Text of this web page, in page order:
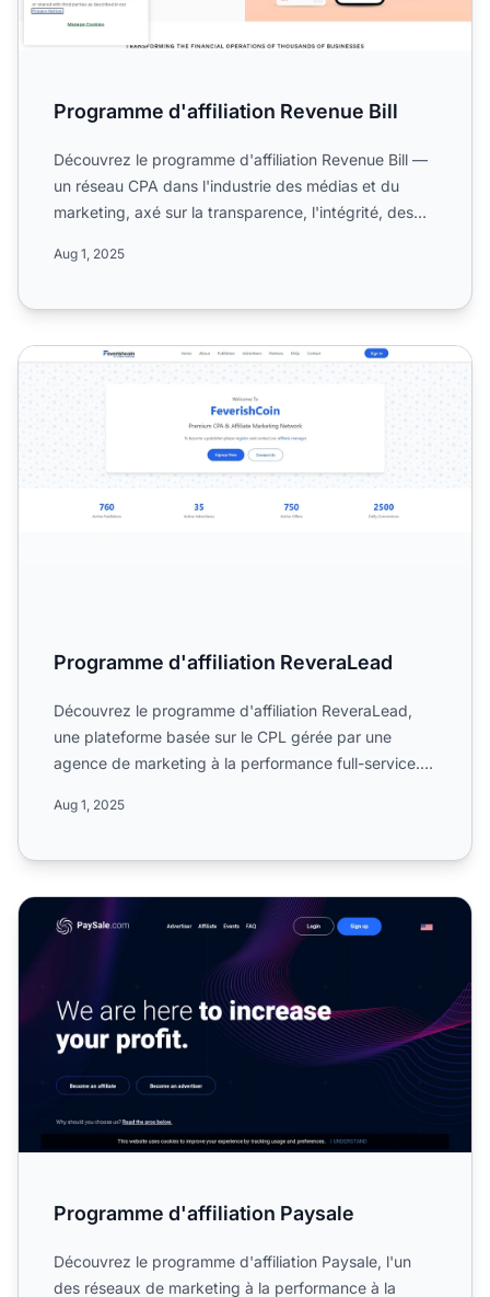
Programme d'affiliation Revenue Bill
Découvrez le programme d'affiliation Revenue Bill —
un réseau CPA dans l'industrie des médias et du
marketing, axé sur la transparence, l'intégrité, des
Aug 1, 2025
Programme d'affiliation ReveraLead
Programme d'affiliation ReveraLead
Découvrez le programme d'affiliation ReveraLead,
une plateforme basée sur le CPL gérée par une
agence de marketing à la performance full-service.
Aug 1, 2025
Programme d'affiliation Paysale
Programme d'affiliation Paysale
Découvrez le programme d'affiliation Paysale, l'un
des réseaux de marketing à la performance à la